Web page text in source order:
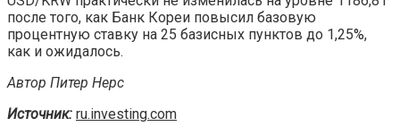
после того, как Банк Кореи повысил базовую
процентную ставку на 25 базисных пунктов до 1,25%,
как и ожидалось.
Автор Питер Нерс
Источник: ru.investing.com